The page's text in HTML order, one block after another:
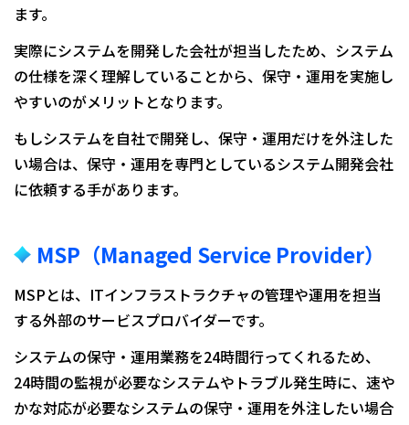
ます。
実際にシステムを開発した会社が担当したため、システム
の仕様を深く理解していることから、保守・運用を実施し
やすいのがメリットとなります。
もしシステムを自社で開発し、保守・運用だけを外注した
い場合は、保守・運用を専門としているシステム開発会社
に依頼する手があります。
MSP（Managed Service Provider）
MSPとは、ITインフラストラクチャの管理や運用を担当
する外部のサービスプロバイダーです。
システムの保守・運用業務を24時間行ってくれるため、
24時間の監視が必要なシステムやトラブル発生時に、速や
かな対応が必要なシステムの保守・運用を外注したい場合